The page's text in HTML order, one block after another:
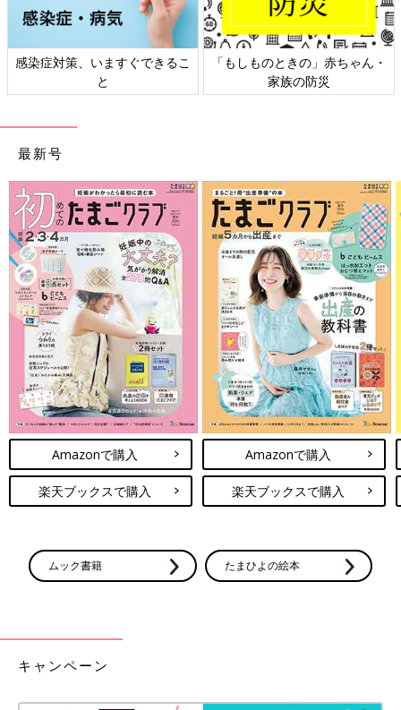
感染症対策、いますぐできるこ
と
「もしものときの」赤ちゃん・
家族の防災
最新号
Amazonで購入
楽天ブックスで購入
Amazonで購入
楽天ブックスで購入
ムック書籍 たまひよの絵本
キャンペーン